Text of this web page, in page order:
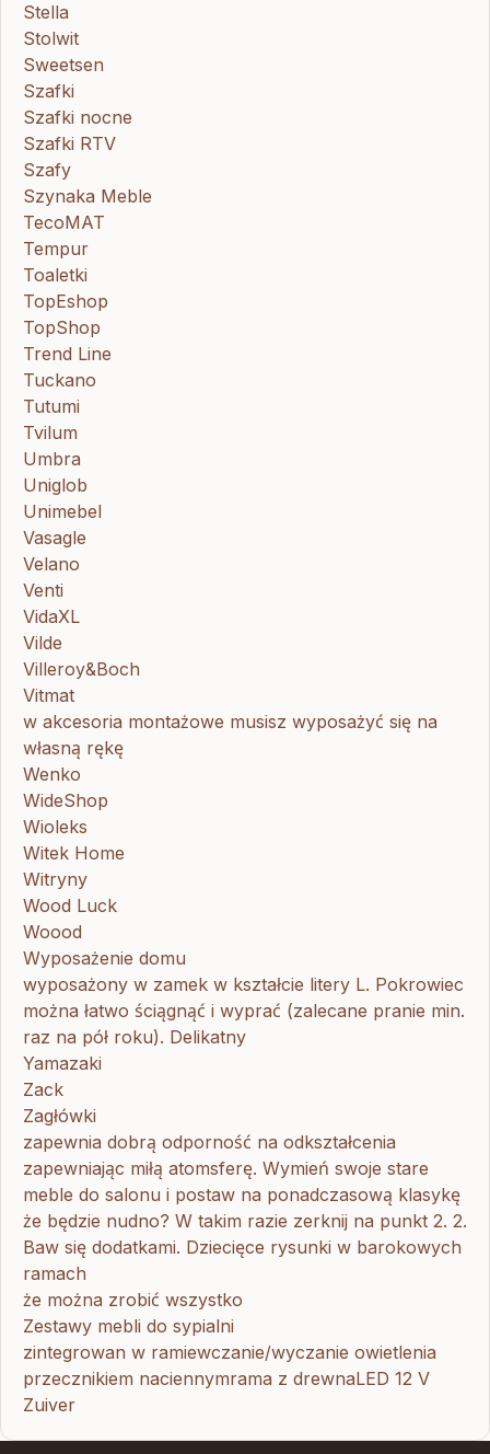
Stella
Stolwit
Sweetsen
Szafki
Szafki nocne
Szafki RTV
Szafy
Szynaka Meble
TecoMAT
Tempur
Toaletki
TopEshop
TopShop
Trend Line
Tuckano
Tutumi
Tvilum
Umbra
Uniglob
Unimebel
Vasagle
Velano
Venti
VidaXL
Vilde
Villeroy&Boch
Vitmat
w akcesoria montażowe musisz wyposażyć się na
własną rękę
Wenko
WideShop
Wioleks
Witek Home
Witryny
Wood Luck
Woood
Wyposażenie domu
wyposażony w zamek w kształcie litery L. Pokrowiec
można łatwo ściągnąć i wyprać (zalecane pranie min.
raz na pół roku). Delikatny
Yamazaki
Zack
Zagłówki
zapewnia dobrą odporność na odkształcenia
zapewniając miłą atomsferę. Wymień swoje stare
meble do salonu i postaw na ponadczasową klasykę
że będzie nudno? W takim razie zerknij na punkt 2. 2.
Baw się dodatkami. Dziecięce rysunki w barokowych
ramach
że można zrobić wszystko
Zestawy mebli do sypialni
zintegrowan w ramiewczanie/wyczanie owietlenia
przecznikiem naciennymrama z drewnaLED 12 V
Zuiver